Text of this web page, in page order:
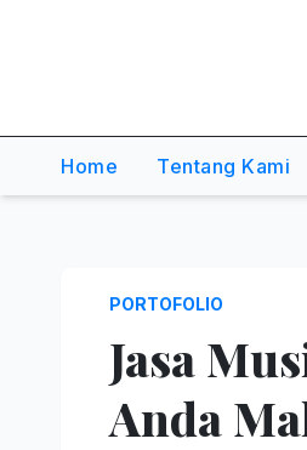
Home Tentang Kami
PORTOFOLIO
Jasa
Anda